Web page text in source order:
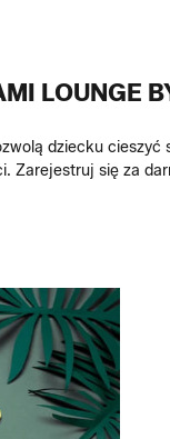
LOUNGE
dziecku cieszyć
Zarejestruj się za